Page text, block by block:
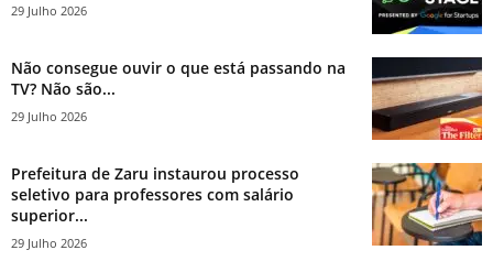
29 Julho 2026
Não consegue ouvir o que está passando na
TV? Não são...
29 Julho 2026
Prefeitura de Zaru instaurou processo
seletivo para professores com salário
superior...
29 Julho 2026